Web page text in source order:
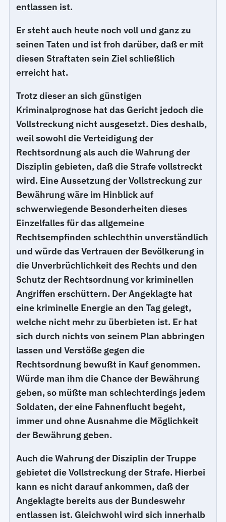
entlassen ist.
Er steht auch heute noch voll und ganz zu
seinen Taten und ist froh darüber, daß er mit
diesen Straftaten sein Ziel schließlich
erreicht hat.
Trotz dieser an sich günstigen
Kriminalprognose hat das Gericht jedoch die
Vollstreckung nicht ausgesetzt. Dies deshalb,
weil sowohl die Verteidigung der
Rechtsordnung als auch die Wahrung der
Disziplin gebieten, daß die Strafe vollstreckt
wird. Eine Aussetzung der Vollstreckung zur
Bewährung wäre im Hinblick auf
schwerwiegende Besonderheiten dieses
Einzelfalles für das allgemeine
Rechtsempfinden schlechthin unverständlich
und würde das Vertrauen der Bevölkerung in
die Unverbrüchlichkeit des Rechts und den
Schutz der Rechtsordnung vor kriminellen
Angriffen erschüttern. Der Angeklagte hat
eine kriminelle Energie an den Tag gelegt,
welche nicht mehr zu überbieten ist. Er hat
sich durch nichts von seinem Plan abbringen
lassen und Verstöße gegen die
Rechtsordnung bewußt in Kauf genommen.
Würde man ihm die Chance der Bewährung
geben, so müßte man schlechterdings jedem
Soldaten, der eine Fahnenflucht begeht,
immer und ohne Ausnahme die Möglichkeit
der Bewährung geben.
Auch die Wahrung der Disziplin der Truppe
gebietet die Vollstreckung der Strafe. Hierbei
kann es nicht darauf ankommen, daß der
Angeklagte bereits aus der Bundeswehr
entlassen ist. Gleichwohl wird sich innerhalb